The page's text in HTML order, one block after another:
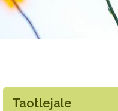
Taotlejale